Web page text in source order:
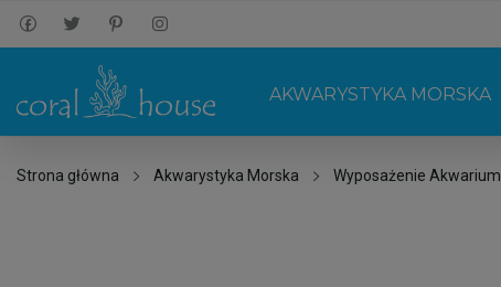
AKWARYSTYKA MORSKA
Strona główna Akwarystyka Morska Wyposażenie Akwarium